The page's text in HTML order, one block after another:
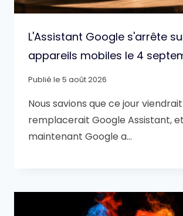
L'Assistant Google s'arrête
appareils mobiles le 4
Publié le 5 août 2026
Nous savions que ce jour
remplacerait Google Assistant, et
maintenant Google a…